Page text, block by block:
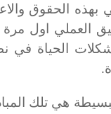
الحقوق
اول مرة
الحياة في
هي تلك